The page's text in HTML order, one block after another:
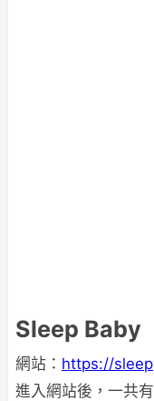
Sleep Baby
網站： https://
進入網站後，一共